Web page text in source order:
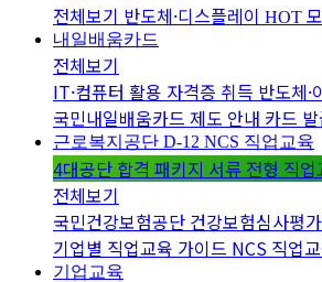
전체보기 반도체·디스플레이 HOT
내일배움카드
전체보기
IT·컴퓨터 활용 자격증 취득 반도체·
국민내일배움카드 제도 안내 카드
근로복지공단 D-12 NCS 직업교육
4대공단 합격 패키지 서류 전형 직
전체보기
국민건강보험공단 건강보험심사평
기업별 직업교육 가이드 NCS 직업
기업교육